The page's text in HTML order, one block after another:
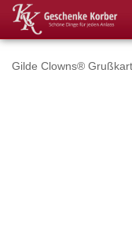
Gilde Clowns®